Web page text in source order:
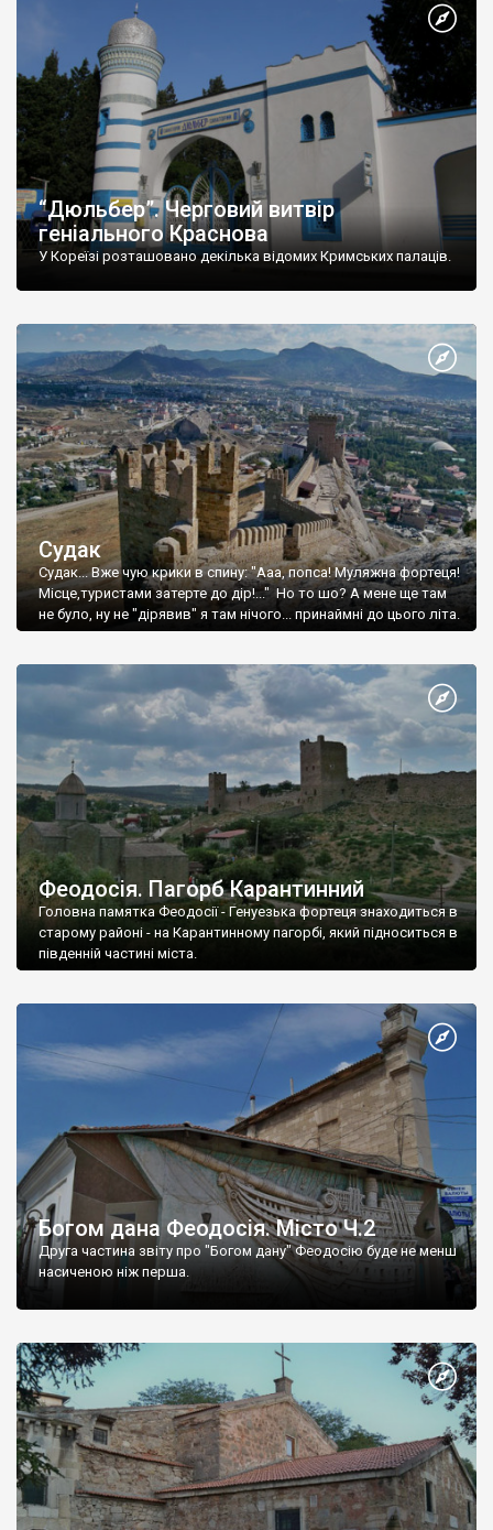
“Дюльбер”. Черговий витвір
геніального Краснова
У Кореїзі розташовано декілька відомих Кримських палаців.
Судак
Судак... Вже чую крики в спину: "Ааа, попса! Муляжна фортеця!
Місце,туристами затерте до дір!..." Но то шо? А мене ще там
не було, ну не "дірявив" я там нічого... принаймні до цього літа.
Феодосія. Пагорб Карантинний
Головна памятка Феодосії - Генуезька фортеця знаходиться в
старому районі - на Карантинному пагорбі, який підноситься в
південній частині міста.
Богом дана Феодосія. Місто Ч.2
Друга частина звіту про "Богом дану" Феодосію буде не менш
насиченою ніж перша.